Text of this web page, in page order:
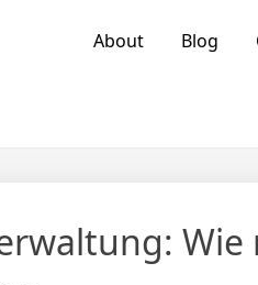
About Blog
Wie